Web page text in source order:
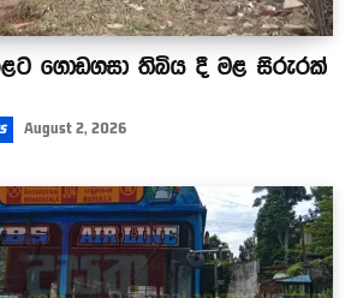
ගොඩගසා තිබිය දී මළ සිරුරක්
August 2, 2026